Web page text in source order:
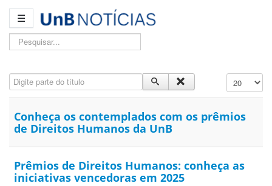
☰
Pesquisar...
Digite parte do título Exibir #
Conheça os contemplados com os prêmios
de Direitos Humanos da UnB
Prêmios de Direitos Humanos: conheça as
iniciativas vencedoras em 2025